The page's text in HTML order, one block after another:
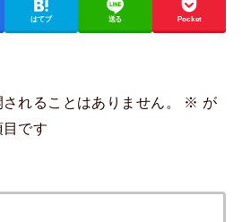
はてブ 送る Pocket
れることはありません。 ※ が
です